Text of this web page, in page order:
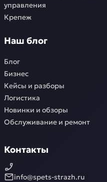
управления
Крепеж
Наш блог
Блог
Бизнес
Кейсы и разборы
Логистика
Новинки и обзоры
Обслуживание и ремонт
Контакты
info@spets-strazh.ru